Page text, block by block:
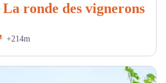
ronde des vignerons
+214m